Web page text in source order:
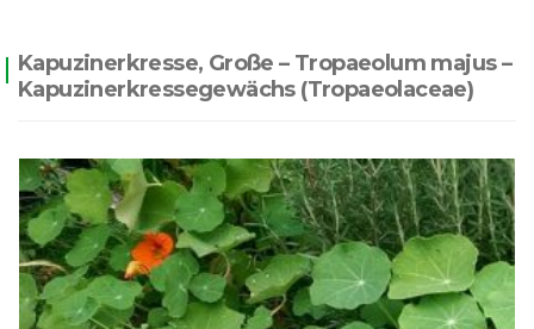
Kapuzinerkresse, Große – Tropaeolum majus –
Kapuzinerkressegewächs (Tropaeolaceae)